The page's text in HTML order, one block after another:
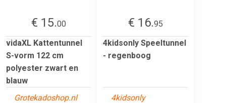
€ 15.00
vidaXL Kattentunnel
S-vorm 122 cm
polyester zwart en
blauw
Grotekadoshop.nl
€ 16.95
4kidsonly Speeltunnel
- regenboog
4kidsonly